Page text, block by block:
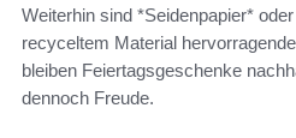
Weiterhin sind *Seidenpapier*
recyceltem Material
bleiben Feiertagsgeschenke
dennoch Freude.